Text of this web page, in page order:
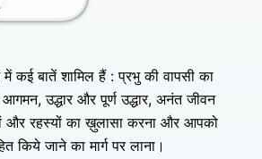
कई बातें शामिल हैं : प्रभु की वापसी का
उद्धार और पूर्ण उद्धार, अनंत जीवन
और रहस्यों का ख़ुलासा करना और आपको
किये जाने का मार्ग पर लाना।